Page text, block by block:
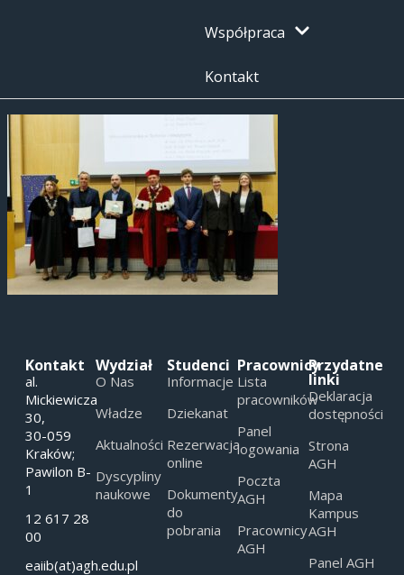
Współpraca
Kontakt
Kontakt
al.
Mickiewicza
30,
30-059
Kraków;
Pawilon B-
1
12 617 28
00
eaiib(at)agh.edu.pl
Wydział
O Nas
Władze
Aktualności
Dyscypliny
naukowe
Studenci
Informacje
Dziekanat
Rezerwacja
online
Dokumenty
do
pobrania
Pracownicy
Lista
pracowników
Panel
logowania
Poczta
AGH
Pracownicy
AGH
Przydatne
linki
Deklaracja
dostępności
Strona
AGH
Mapa
Kampus
AGH
Panel AGH